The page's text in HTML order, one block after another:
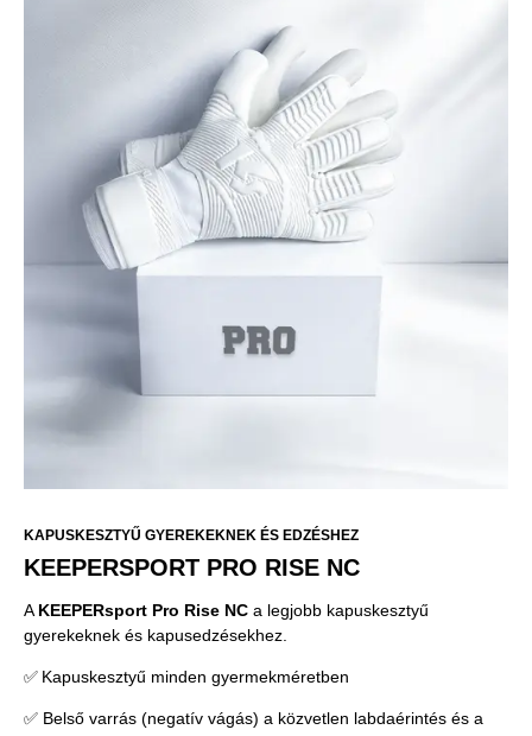
KAPUSKESZTYŰ GYEREKEKNEK ÉS EDZÉSHEZ
KEEPERSPORT PRO RISE NC
A KEEPERsport Pro Rise NC a legjobb kapuskesztyű
gyerekeknek és kapusedzésekhez.
✅ Kapuskesztyű minden gyermekméretben
✅ Belső varrás (negatív vágás) a közvetlen labdaérintés és a